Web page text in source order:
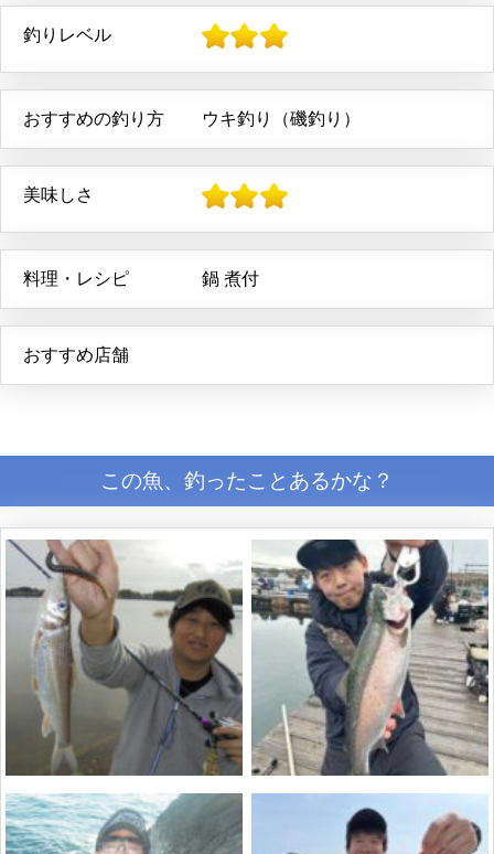
釣りレベル
おすすめの釣り方 ウキ釣り（磯釣り）
美味しさ
料理・レシピ 鍋 煮付
おすすめ店舗
この魚、釣ったことあるかな？